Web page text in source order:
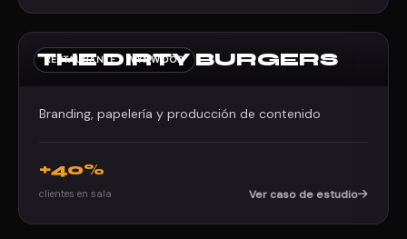
RESTAURANTE · WYNWOOD
THE DIRTY BURGERS
Branding, papelería y producción de contenido
+40%
clientes en sala Ver caso de estudio